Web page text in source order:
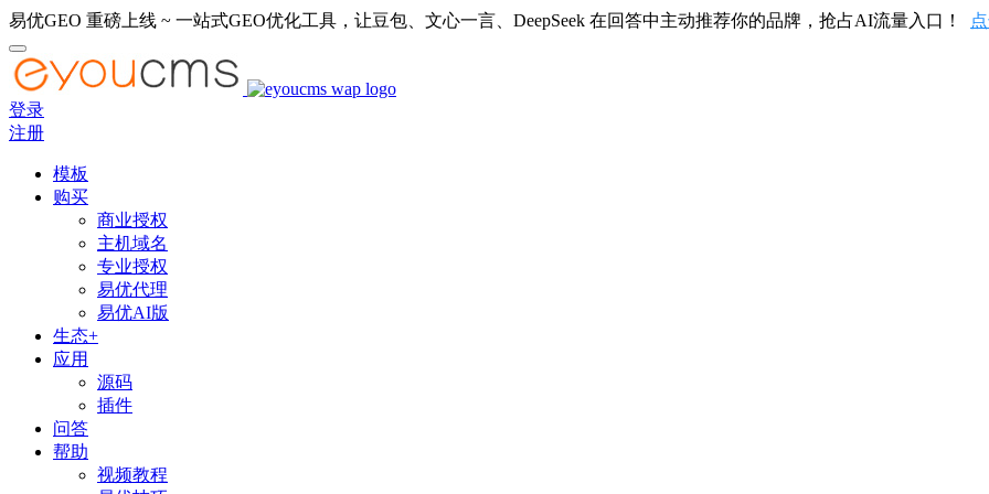
易优GEO 重磅上线 ~ 一站式GEO优化工具，让豆包、文心一言、DeepSeek 在回答中主动推荐你的品牌，抢占AI流量入口！
登录
注册
模板
购买
商业授权
主机域名
专业授权
易优代理
易优AI版
生态+
应用
源码
插件
问答
帮助
视频教程